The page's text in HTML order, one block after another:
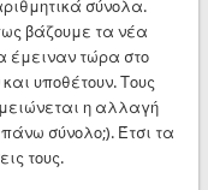
σύνολα.
βάζουμε τα νέα
έμειναν τώρα στο
υποθέτουν. Τους
η αλλαγή
σύνολο;). Έτσι τα
τους.